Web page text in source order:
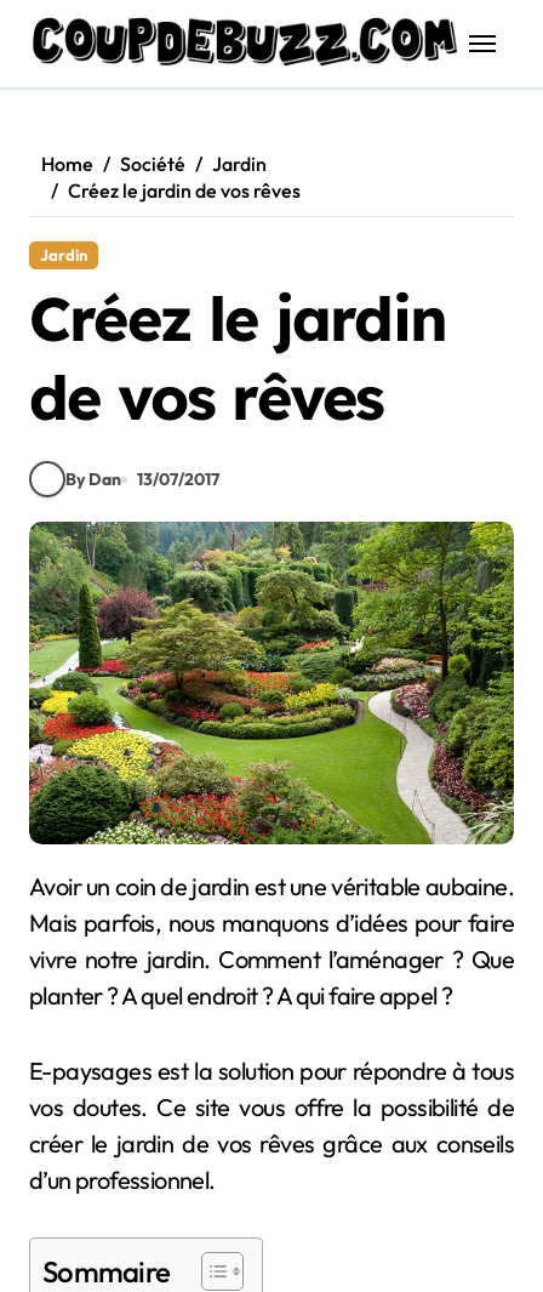
content
Home Société
Jardin
Créez le jardin de vos rêves
Jardin
Créez le jardin
de vos rêves
By Dan 13/07/2017
Avoir un coin de jardin est une véritable aubaine.
Mais parfois, nous manquons d’idées pour faire
vivre notre jardin. Comment l’aménager ? Que
planter ? A quel endroit ? A qui faire appel ?
E-paysages est la solution pour répondre à tous
vos doutes. Ce site vous offre la possibilité de
créer le jardin de vos rêves grâce aux conseils
d’un professionnel.
Sommaire